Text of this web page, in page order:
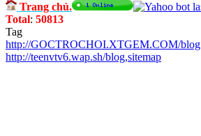
Trang chủ.
Total: 50813
Tag
http://GOCTROCHOI.XTGEM.COM/blog
http://teenvtv6.wap.sh/blog,sitemap